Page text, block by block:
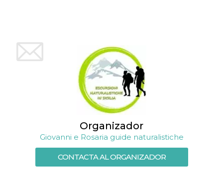
Organizador
Giovanni e Rosaria guide naturalistiche
CONTACTA AL ORGANIZADOR